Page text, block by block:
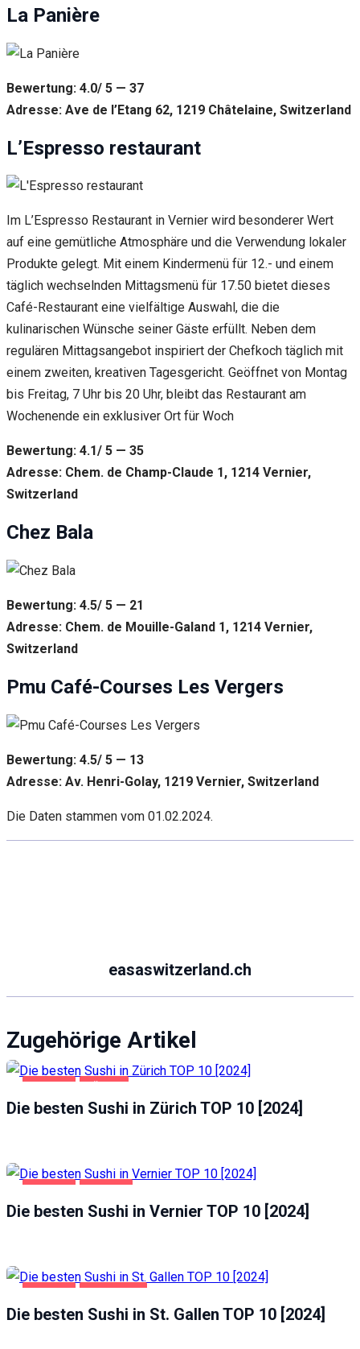
La Panière
Bewertung: 4.0/ 5 — 37
Adresse: Ave de l’Etang 62, 1219 Châtelaine, Switzerland
L’Espresso restaurant
Im L’Espresso Restaurant in Vernier wird besonderer Wert
auf eine gemütliche Atmosphäre und die Verwendung lokaler
Produkte gelegt. Mit einem Kindermenü für 12.- und einem
täglich wechselnden Mittagsmenü für 17.50 bietet dieses
Café-Restaurant eine vielfältige Auswahl, die die
kulinarischen Wünsche seiner Gäste erfüllt. Neben dem
regulären Mittagsangebot inspiriert der Chefkoch täglich mit
einem zweiten, kreativen Tagesgericht. Geöffnet von Montag
bis Freitag, 7 Uhr bis 20 Uhr, bleibt das Restaurant am
Wochenende ein exklusiver Ort für Woch
Bewertung: 4.1/ 5 — 35
Adresse: Chem. de Champ-Claude 1, 1214 Vernier,
Switzerland
Chez Bala
Bewertung: 4.5/ 5 — 21
Adresse: Chem. de Mouille-Galand 1, 1214 Vernier,
Switzerland
Pmu Café-Courses Les Vergers
Bewertung: 4.5/ 5 — 13
Adresse: Av. Henri-Golay, 1219 Vernier, Switzerland
Die Daten stammen vom 01.02.2024.
easaswitzerland.ch
Zugehörige Artikel
Die besten Sushi in Zürich TOP 10 [2024]
Die besten Sushi in Vernier TOP 10 [2024]
Die besten Sushi in St. Gallen TOP 10 [2024]